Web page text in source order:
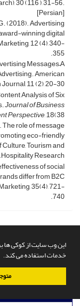
این وب سایت از کوکی ها
خدمات استفاده می کند.
[Persian]
(2018). Advertising
winning digital
12 (4), 340-
355.
Messages–A
American
11 (2), 20-30.
Analysis of Six
Journal of Business
Perspective, 18(38.
The role of message
eco-friendly
Tourism and
Hospitality Research.
of social
differ from B2C
35(4), 721-
740.